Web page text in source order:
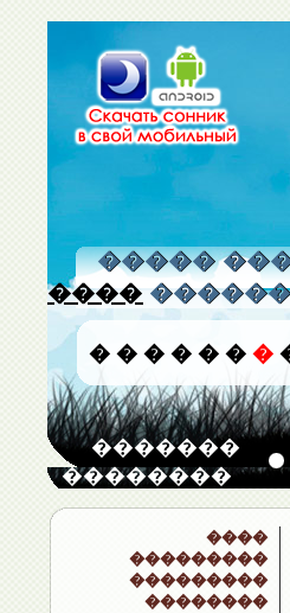
�����
����
� � � � � � �
�������
��������
����
���������
���������
��������